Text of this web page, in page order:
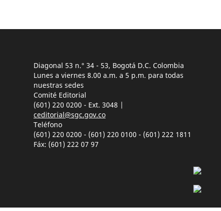
Diagonal 53 n.° 34 - 53, Bogotá D.C. Colombia
Lunes a viernes 8.00 a.m. a 5 p.m. para todas
nuestras sedes
Comité Editorial
(601) 220 0200 - Ext. 3048 |
ceditorial@sgc.gov.co
Teléfono
(601) 220 0200 - (601) 220 0100 - (601) 222 1811
Fáx: (601) 222 07 97